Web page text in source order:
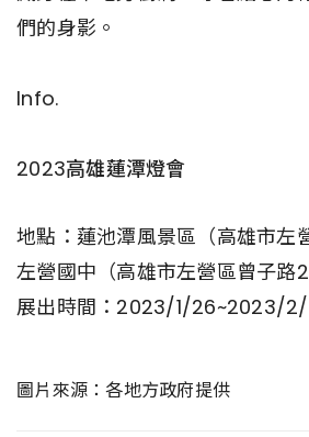
們的身影。
Info.
2023高雄蓮潭燈會
地點：蓮池潭風景區（高雄市左
左營國中（高雄市左營區曾子路
展出時間：2023/1/26~2023/
圖片來源：各地方政府提供